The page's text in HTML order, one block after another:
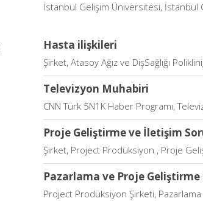
İstanbul Gelişim Üniversitesi, İstanbul
Hasta ilişkileri
Şirket, Atasoy Ağız ve DişSağlığı
Televizyon Muhabiri
CNN Türk 5N1K Haber Programı,
Proje Geliştirme ve İletişim
Şirket, Project Prodüksiyon , Proje
Pazarlama ve Proje
Project Prodüksiyon Şirketi,